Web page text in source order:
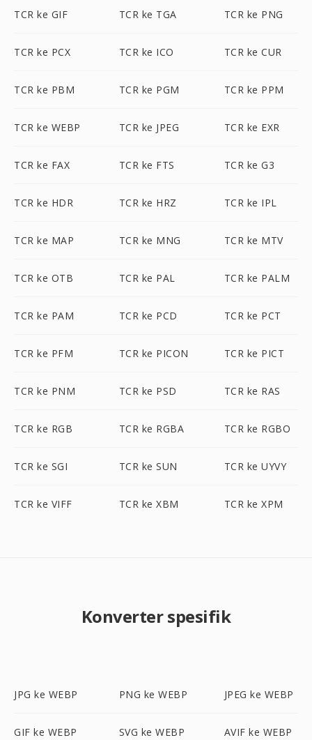
TCR ke GIF TCR ke TGA TCR ke PNG
TCR ke PCX TCR ke ICO TCR ke CUR
TCR ke PBM TCR ke PGM TCR ke PPM
TCR ke WEBP TCR ke JPEG TCR ke EXR
TCR ke FAX TCR ke FTS TCR ke G3
TCR ke HDR TCR ke HRZ TCR ke IPL
TCR ke MAP TCR ke MNG TCR ke MTV
TCR ke OTB TCR ke PAL TCR ke PALM
TCR ke PAM TCR ke PCD TCR ke PCT
TCR ke PFM TCR ke PICON TCR ke PICT
TCR ke PNM TCR ke PSD TCR ke RAS
TCR ke RGB TCR ke RGBA TCR ke RGBO
TCR ke SGI TCR ke SUN TCR ke UYVY
TCR ke VIFF TCR ke XBM TCR ke XPM
Konverter spesifik
JPG ke WEBP PNG ke WEBP JPEG ke WEBP
GIF ke WEBP SVG ke WEBP AVIF ke WEBP